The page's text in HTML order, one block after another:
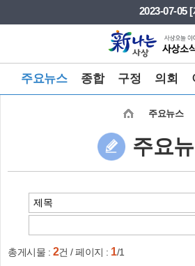
2023-07-05
주요뉴스 종합 구정 의회
주요뉴스
주요
총게시물 : 2건 / 페이지 : 1/1